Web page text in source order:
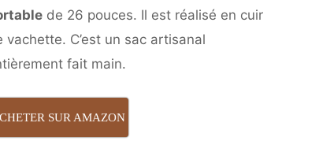
de 26 pouces. Il est réalisé en cuir
vachette. C’est un sac artisanal
fait main.
SUR AMAZON